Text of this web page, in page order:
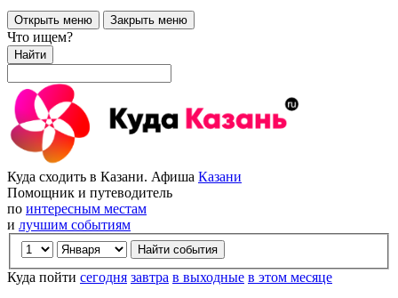
Открыть меню Закрыть меню
Что ищем?
Найти
Куда сходить в Казани. Афиша Казани
Помощник и путеводитель
по интересным местам
и лучшим событиям
Куда пойти сегодня завтра в выходные в этом месяце